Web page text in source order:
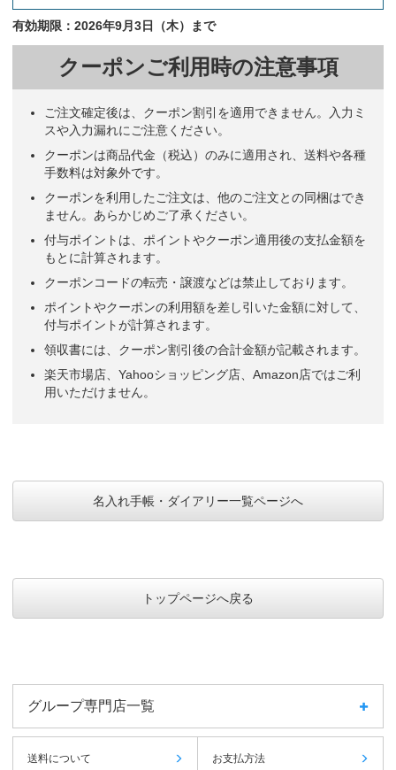
有効期限：2026年9月3日（木）まで
クーポンご利用時の注意事項
ご注文確定後は、クーポン割引を適用できません。入力ミ
スや入力漏れにご注意ください。
クーポンは商品代金（税込）のみに適用され、送料や各種
手数料は対象外です。
クーポンを利用したご注文は、他のご注文との同梱はでき
ません。あらかじめご了承ください。
付与ポイントは、ポイントやクーポン適用後の支払金額を
もとに計算されます。
クーポンコードの転売・譲渡などは禁止しております。
ポイントやクーポンの利用額を差し引いた金額に対して、
付与ポイントが計算されます。
領収書には、クーポン割引後の合計金額が記載されます。
楽天市場店、Yahooショッピング店、Amazon店ではご利
用いただけません。
名入れ手帳・ダイアリー一覧ページへ
トップページへ戻る
グループ専門店一覧
送料について お支払方法